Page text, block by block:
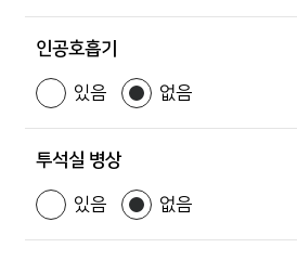
인공호흡기
있음 없음
투석실 병상
있음 없음